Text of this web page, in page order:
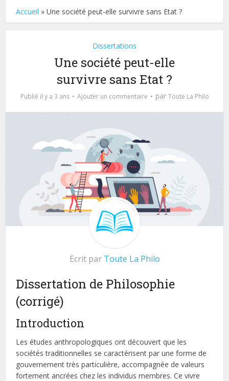
Accueil »Une société peut-elle survivre sans Etat ?
Dissertations
Une société peut-elle
survivre sans Etat ?
Publié il y a 3 ans Ajouter un commentaire par Toute La Philo
Ecrit par Toute La Philo
Dissertation de Philosophie
(corrigé)
Introduction
Les études anthropologiques ont découvert que les
sociétés traditionnelles se caractérisent par une forme de
gouvernement très particulière, accompagnée de valeurs
fortement ancrées chez les individus membres. Ce vivre